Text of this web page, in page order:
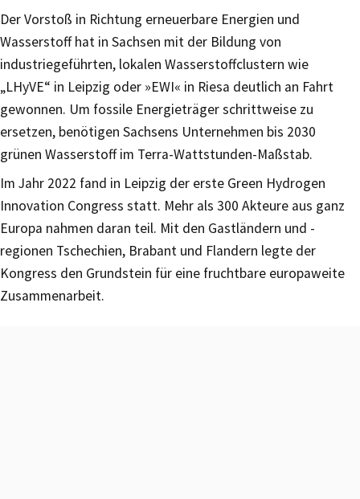
Der Vorstoß in Richtung erneuerbare Energien und
Wasserstoff hat in Sachsen mit der Bildung von
industriegeführten, lokalen Wasserstoffclustern wie
„LHyVE“ in Leipzig oder »EWI« in Riesa deutlich an Fahrt
gewonnen. Um fossile Energieträger schrittweise zu
ersetzen, benötigen Sachsens Unternehmen bis 2030
grünen Wasserstoff im Terra-Wattstunden-Maßstab.
Im Jahr 2022 fand in Leipzig der erste Green Hydrogen
Innovation Congress statt. Mehr als 300 Akteure aus ganz
Europa nahmen daran teil. Mit den Gastländern und -
regionen Tschechien, Brabant und Flandern legte der
Kongress den Grundstein für eine fruchtbare europaweite
Zusammenarbeit.